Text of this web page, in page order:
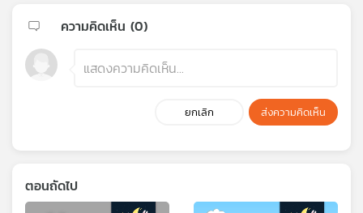
ความคิดเห็น (0)
ยกเลิก ส่งความคิดเห็น
ตอนถัดไป